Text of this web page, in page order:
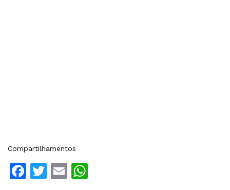
Compartilhamentos
Facebook
Twitter
Email